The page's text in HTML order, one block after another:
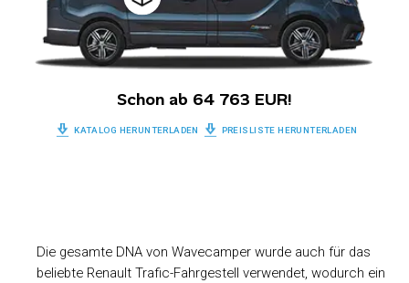
Schon ab 64 763 EUR!
KATALOG HERUNTERLADEN PREISLISTE HERUNTERLADEN
Die gesamte DNA von Wavecamper wurde auch für das
beliebte Renault Trafic-Fahrgestell verwendet, wodurch ein